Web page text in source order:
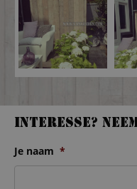
Interesse?
Je naam *